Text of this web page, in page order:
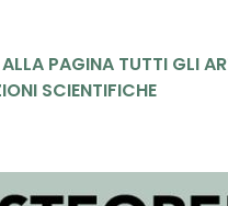
PAGINA TUTTI GLI
SCIENTIFICHE